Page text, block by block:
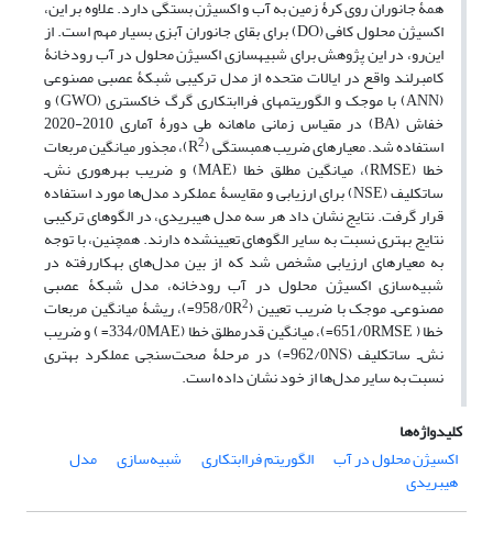
همۀ جانوران روی کرۀ زمین به آب و اکسیژن بستگی دارد. علاوه بر این،
اکسیژن محلول کافی (DO) برای بقای جانوران آبزی بسیار مهم است. از
این‌رو، در این پژوهش برای شبیه‏سازی اکسیژن محلول در آب رودخانۀ
کامبرلند واقع در ایالات متحده از مدل ترکیبی شبکۀ عصبی مصنوعی
(ANN) با موجک و الگوریتم‏های فراابتکاری گرگ خاکستری (GWO) و
خفاش (BA) در مقیاس زمانی ماهانه طی دورۀ آماری 2010-2020
استفاده شد. معیارهای ضریب همبستگی (R2 )، مجذور میانگین مربعات
خطا (RMSE)، میانگین مطلق خطا (MAE) و ضریب بهره‏وری نش‌ـ
ساتکلیف (NSE) برای ارزیابی و مقایسۀ عملکرد مدل‌ها مورد استفاده
قرار گرفت. نتایج نشان داد هر سه مدل هیبریدی، در الگوهای ترکیبی
نتایج بهتری نسبت به سایر الگوهای تعیین‏شده دارند. همچنین، با توجه
به معیارهای ارزیابی مشخص شد که از بین مدل‌های به‏کاررفته در
شبیه‌سازی اکسیژن محلول در آب رودخانه، مدل شبکۀ عصبی
مصنوعی‌ـ موجک با ضریب تعیین (958/0R2 =)، ریشۀ میانگین مربعات
خطا ( 651/0RMSE=)، میانگین قدرمطلق خطا (334/0MAE= ) و ضریب
نش‌ـ ساتکلیف (962/0NS=) در مرحلۀ صحت‌سنجی عملکرد بهتری
نسبت به سایر مدل‌ها از خود نشان داده است.
کلیدواژه‌ها
اکسیژن محلول در آب
الگوریتم فراابتکاری شبیه‌سازی مدل
هیبریدی